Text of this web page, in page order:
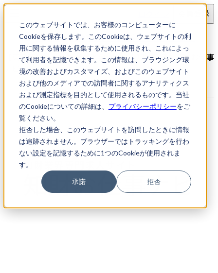
このウェブサイトでは、お客様のコンピューターに
Cookieを保存します。このCookieは、ウェブサイトの利
用に関する情報を収集するために使用され、これによっ
て利用者を記憶できます。この情報は、ブラウジング環
境の改善およびカスタマイズ、およびこのウェブサイト
および他のメディアでの訪問者に関するアナリティクス
および測定指標を目的として使用されるものです。当社
のCookieについての詳細は、 プライバシーポリシーをご
覧ください。
拒否した場合、このウェブサイトを訪問したときに情報
は追跡されません。ブラウザーではトラッキングを行わ
ない設定を記憶するために1つのCookieが使用されま
す。
承諾 拒否
会員登録
求人検索 【東京都】特許技術者（化学分野）
【東京都】特許技術者（化学分野）｜知財転職・知財お仕事
ナビ